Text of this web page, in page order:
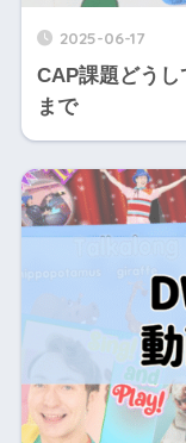
2025-06-17
CAP課題どう
まで